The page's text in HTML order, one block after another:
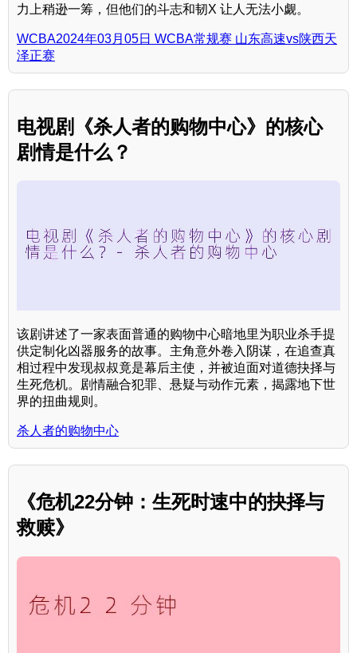
力上稍逊一筹，但他们的斗志和韧X 让人无法小觑。
WCBA2024年03月05日 WCBA常规赛 山东高速vs陕西天
泽正赛
电视剧《杀人者的购物中心》的核心
剧情是什么？
该剧讲述了一家表面普通的购物中心暗地里为职业杀手提
供定制化凶器服务的故事。主角意外卷入阴谋，在追查真
相过程中发现叔叔竟是幕后主使，并被迫面对道德抉择与
生死危机。剧情融合犯罪、悬疑与动作元素，揭露地下世
界的扭曲规则。
杀人者的购物中心
《危机22分钟：生死时速中的抉择与
救赎》